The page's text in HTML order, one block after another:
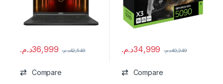
36,999د.م. 42,549د.م.
Compare
34,999د.م. 40,249د.م.
Compare